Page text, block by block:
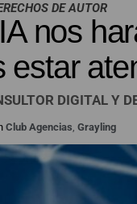
DE AUTOR
nos
estar
DIGITAL Y
Club Agencias, Grayling